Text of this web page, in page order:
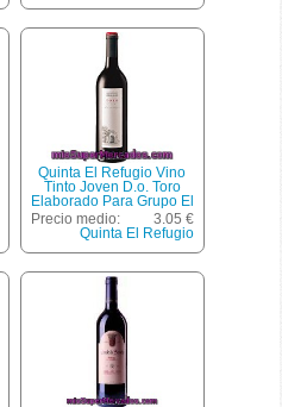
Quinta El Refugio Vino
Tinto Joven D.o. Toro
Elaborado Para Grupo El
Corte Inglés Botella 75 Cl
Precio medio:
3.05 €
Quinta El Refugio